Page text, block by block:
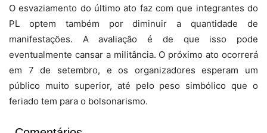
O esvaziamento do último ato faz com que integrantes do
PL optem também por diminuir a quantidade de
manifestações. A avaliação é de que isso pode
eventualmente cansar a militância. O próximo ato ocorrerá
em 7 de setembro, e os organizadores esperam um
público muito superior, até pelo peso simbólico que o
feriado tem para o bolsonarismo.